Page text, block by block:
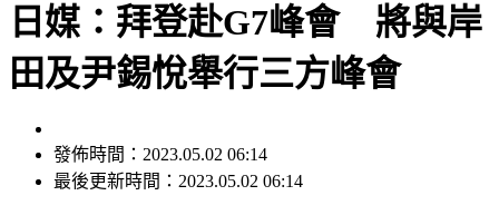
日媒：拜登赴G7峰會 將與岸
田及尹錫悅舉行三方峰會
發佈時間：2023.05.02 06:14
最後更新時間：2023.05.02 06:14